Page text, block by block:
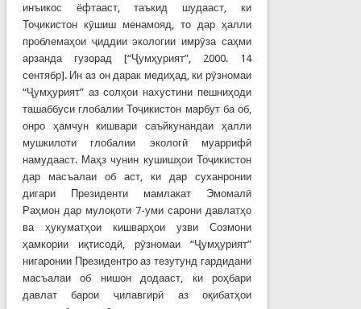
инъикос ёфтааст, таъкид шудааст, ки
Тоҷикистон кӯшиш менамояд, то дар ҳалли
проблемаҳои ҷиддии экологии имрӯза саҳми
арзанда гузорад [“Ҷумҳурият”, 2000. 14
сентябр]. Ин аз он дарак медиҳад, ки рӯзномаи
“Ҷумҳурият” аз солҳои нахустини пешниҳоди
ташаббуси глобалии Тоҷикистон марбут ба об,
онро ҳамчун кишвари саъйкунандаи ҳалли
мушкилоти глобалии экологӣ муаррифӣ
намудааст. Маҳз чунин кушишҳои Тоҷикистон
дар масъалаи об аст, ки дар суханронии
дигари Президенти мамлакат Эмомалӣ
Раҳмон дар мулоқоти 7-уми сарони давлатҳо
ва ҳукуматҳои кишварҳои узви Созмони
ҳамкории иқтисодӣ, рӯзномаи “Ҷумҳурият”
нигаронии Президентро аз тезутунд гардидани
масъалаи об нишон додааст, ки роҳбари
давлат барои ҷилавгирӣ аз оқибатҳои